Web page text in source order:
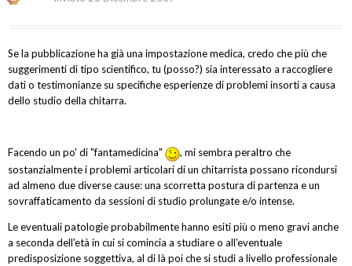
Se la pubblicazione ha già una impostazione medica, credo che più che
suggerimenti di tipo scientifico, tu (posso?) sia interessato a raccogliere
dati o testimonianze su specifiche esperienze di problemi insorti a causa
dello studio della chitarra.
Facendo un po' di "fantamedicina"
, mi sembra peraltro che
sostanzialmente i problemi articolari di un chitarrista possano ricondursi
ad almeno due diverse cause: una scorretta postura di partenza e un
sovraffaticamento da sessioni di studio prolungate e/o intense.
Le eventuali patologie probabilmente hanno esiti più o meno gravi anche
a seconda dell'età in cui si comincia a studiare o all'eventuale
predisposizione soggettiva, al di là poi che si studi a livello professionale